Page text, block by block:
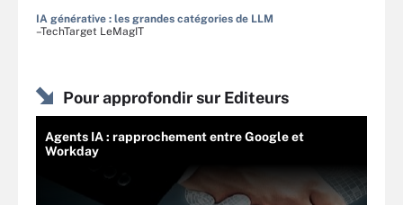
IA générative : les grandes catégories de LLM
–TechTarget LeMagIT
Pour approfondir sur Editeurs
Agents IA : rapprochement entre Google et
Workday